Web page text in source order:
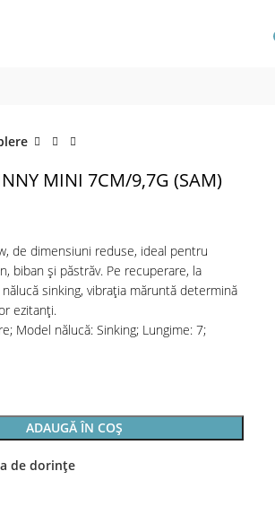
MINI 7CM/9,7G (SAM)
de dimensiuni reduse, ideal pentru
biban și păstrăv. Pe recuperare, la
sinking, vibrația măruntă determină
ezitanți.
Model nălucă: Sinking; Lungime: 7;
ADAUGĂ ÎN COȘ
de dorințe